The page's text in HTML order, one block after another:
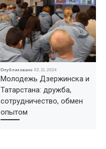
Опубликовано02.11.2024
Молодежь Дзержинска и
Татарстана: дружба,
сотрудничество, обмен
опытом